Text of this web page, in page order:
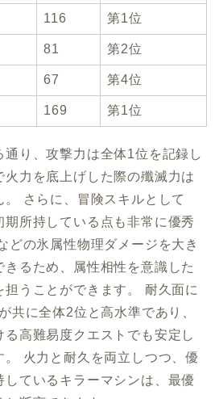
116 第1位
81 第2位
67 第4位
169 第1位
通り、攻撃力は全体1位を記録し
火力を底上げした際の殲滅力は
さらに、冒険スキルとして
期所持している点も非常に優秀
どの氷属性物理ダメージを大き
きるため、属性相性を意識した
担うことができます。 耐久面に
共に全体2位と高水準であり、
高難易度クエストでも安定し
。 火力と耐久を両立しつつ、優
ているキラーマシンは、最優